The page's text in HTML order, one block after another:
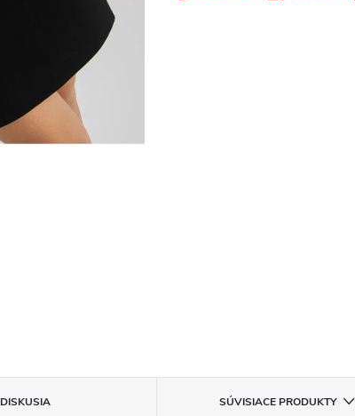
DISKUSIA SÚVISIACE PRODUKTY